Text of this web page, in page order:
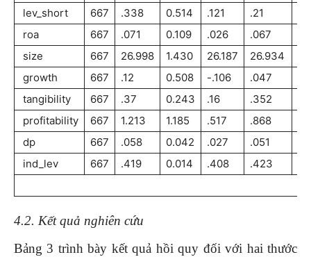
lev_short
667 .338 0.514 .121 .21
roa
667 .071 0.109 .026 .067
size
667 26.998 1.430 26.187 26.934
growth
667 .12 0.508 -.106 .047
tangibility
667 .37 0.243 .16 .352
profitability
667 1.213 1.185 .517 .868
dp
667 .058 0.042 .027 .051
ind_lev
667 .419 0.014 .408 .423
4.2. Kết quả nghiên cứu
Bảng 3 trình bày kết quả hồi quy đối với hai thước